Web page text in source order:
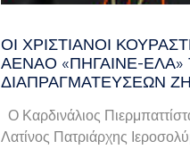
ΟΙ ΧΡΙΣΤΙΑΝΟΊ
ΑΈΝΑΟ «ΠΉΓΑΙΝΕ-ΈΛΑ»
ΔΙΑΠΡΑΓΜΑΤΕΎΣΕΩΝ
Ο Καρδινάλιος
Λατίνος Πατριάρχης